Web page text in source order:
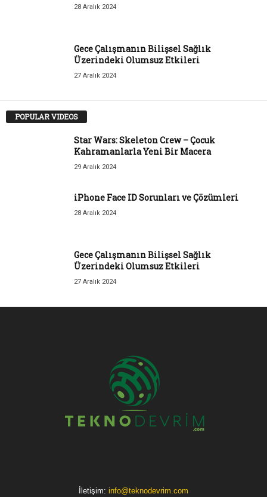
28 Aralık 2024
Gece Çalışmanın Bilişsel Sağlık
Üzerindeki Olumsuz Etkileri
27 Aralık 2024
POPULAR VIDEOS
Star Wars: Skeleton Crew – Çocuk
Kahramanlarla Yeni Bir Macera
29 Aralık 2024
iPhone Face ID Sorunları ve Çözümleri
28 Aralık 2024
Gece Çalışmanın Bilişsel Sağlık
Üzerindeki Olumsuz Etkileri
27 Aralık 2024
İletişim: info@teknodevrim.com